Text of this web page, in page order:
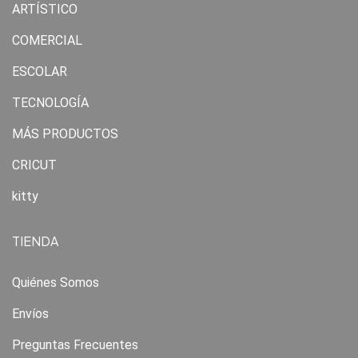
ARTÍSTICO
COMERCIAL
ESCOLAR
TECNOLOGÍA
MÁS PRODUCTOS
CRICUT
kitty
TIENDA
Quiénes Somos
Envíos
Preguntas Frecuentes